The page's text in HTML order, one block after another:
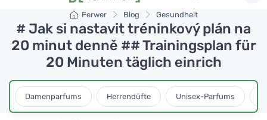
Ferwer Blog Gesundheit
# Jak si nastavit tréninkový plán na
20 minut denně ## Trainingsplan für
20 Minuten täglich einrich
Damenparfums Herrendüfte Unisex-Parfums